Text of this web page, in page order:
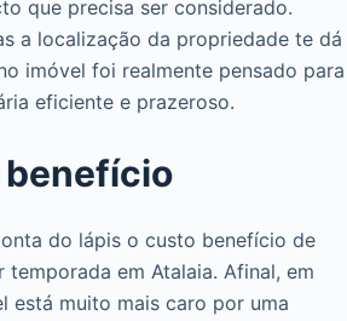
que precisa ser considerado.
a localização da propriedade te dá
imóvel foi realmente pensado para
eficiente e prazeroso.
do lápis o custo benefício de
temporada em Atalaia. Afinal, em
está muito mais caro por uma